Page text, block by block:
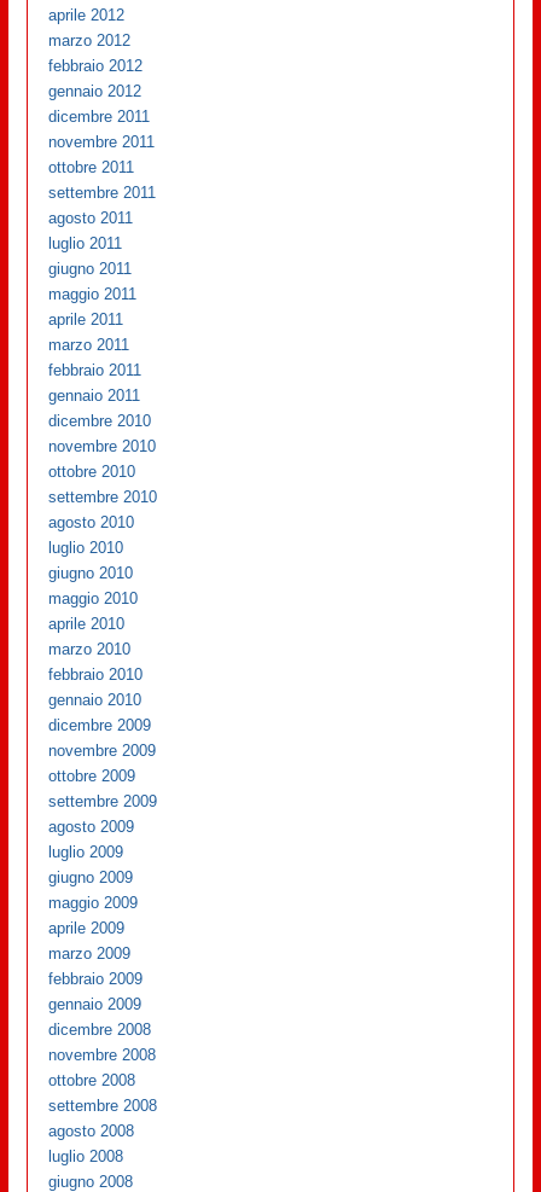
aprile 2012
marzo 2012
febbraio 2012
gennaio 2012
dicembre 2011
novembre 2011
ottobre 2011
settembre 2011
agosto 2011
luglio 2011
giugno 2011
maggio 2011
aprile 2011
marzo 2011
febbraio 2011
gennaio 2011
dicembre 2010
novembre 2010
ottobre 2010
settembre 2010
agosto 2010
luglio 2010
giugno 2010
maggio 2010
aprile 2010
marzo 2010
febbraio 2010
gennaio 2010
dicembre 2009
novembre 2009
ottobre 2009
settembre 2009
agosto 2009
luglio 2009
giugno 2009
maggio 2009
aprile 2009
marzo 2009
febbraio 2009
gennaio 2009
dicembre 2008
novembre 2008
ottobre 2008
settembre 2008
agosto 2008
luglio 2008
giugno 2008